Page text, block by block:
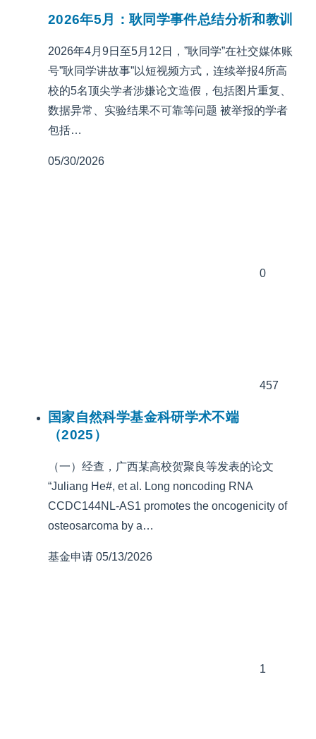
2026年5月：耿同学事件总结分析和教训
2026年4月9日至5月12日，”耿同学”在社交媒体账
号”耿同学讲故事”以短视频方式，连续举报4所高
校的5名顶尖学者涉嫌论文造假，包括图片重复、
数据异常、实验结果不可靠等问题 被举报的学者
包括…
05/30/2026
0
457
国家自然科学基金科研学术不端
（2025）
（一）经查，广西某高校贺聚良等发表的论文
“Juliang He#, et al. Long noncoding RNA
CCDC144NL-AS1 promotes the oncogenicity of
osteosarcoma by a…
基金申请 05/13/2026
1